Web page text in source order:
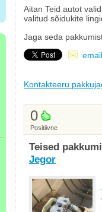
Aitan Teid autot
valitud sõidukite
Jaga seda
email
Kontakteeru
0
Positiivne
Teised
Jegor